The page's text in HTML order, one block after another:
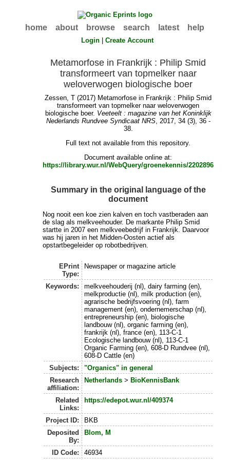
home about browse search latest help
Login |Create Account
Metamorfose in Frankrijk : Philip Smid
transformeert van topmelker naar
weloverwogen biologische boer
Zessen, T (2017) Metamorfose in Frankrijk : Philip Smid
transformeert van topmelker naar weloverwogen
biologische boer. Veeteelt : magazine van het Koninklijk
Nederlands Rundvee Syndicaat NRS, 2017, 34 (3), 36 -
38.
Full text not available from this repository.
Document available online at:
https://library.wur.nl/WebQuery/groenekennis/2202896
Summary in the original language of the
document
Nog nooit een koe zien kalven en toch vastberaden aan
de slag als melkveehouder. De markante Philip Smid
startte in 2007 een melkveebedrijf in Frankrijk. Daarvoor
was hij jaren in het Midden-Oosten actief als
opstartbegeleider op robotbedrijven.
EPrint
Type:
Newspaper or magazine article
Keywords:
melkveehouderij (nl), dairy farming (en),
melkproductie (nl), milk production (en),
agrarische bedrijfsvoering (nl), farm
management (en), ondernemerschap (nl),
entrepreneurship (en), biologische
landbouw (nl), organic farming (en),
frankrijk (nl), france (en), 113-C-1
Ecologische landbouw (nl), 113-C-1
Organic Farming (en), 608-D Rundvee (nl),
608-D Cattle (en)
Subjects:
"Organics" in general
Research
affiliation:
Netherlands> BioKennisBank
Related
Links:
https://edepot.wur.nl/409374
Project ID:
BKB
Deposited
By:
Blom, M
ID Code: 46934